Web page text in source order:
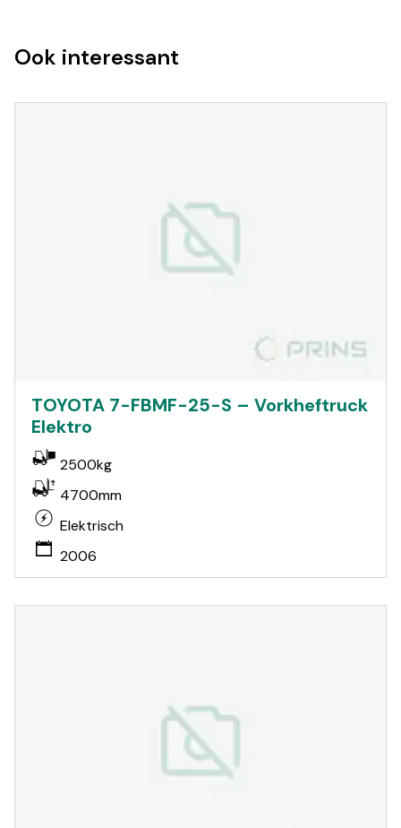
Ook interessant
TOYOTA 7-FBMF-25-S – Vorkheftruck
Elektro
2500kg
4700mm
Elektrisch
2006